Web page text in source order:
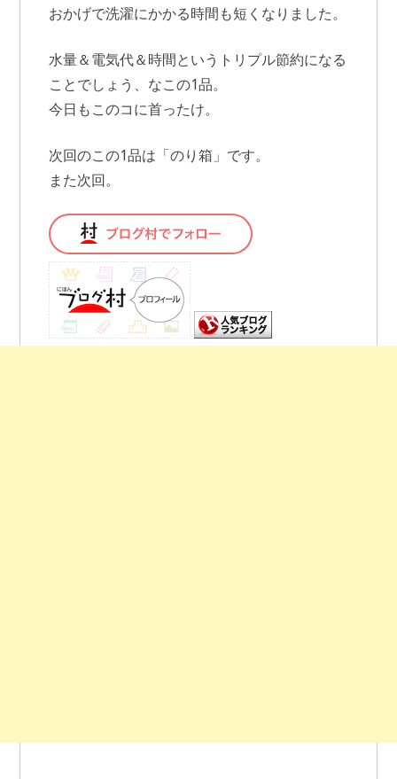
おかげで洗濯にかかる時間も短くなりました。
水量＆電気代＆時間というトリプル節約になる
ことでしょう、なこの1品。
今日もこのコに首ったけ。
次回のこの1品は「のり箱」です。
また次回。